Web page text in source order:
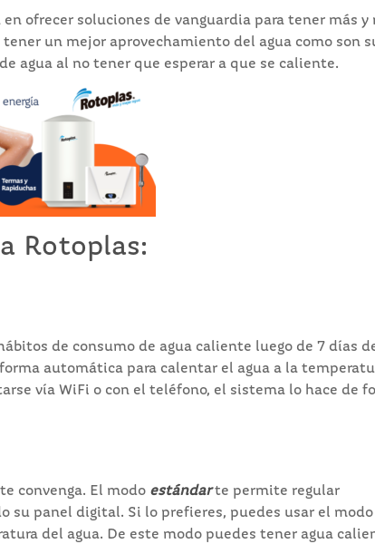
ofrecer soluciones de vanguardia para tener más y
un mejor aprovechamiento del agua como son
agua al no tener que esperar a que se caliente.
Rotoplas:
de consumo de agua caliente luego de 7 días
automática para calentar el agua a la
vía WiFi o con el teléfono, el sistema lo hace de
convenga. El modo estándarte permite regular
su panel digital. Si lo prefieres, puedes usar el modo
del agua. De este modo puedes tener agua